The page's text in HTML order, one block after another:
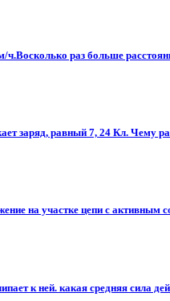
раз больше
заряд, равный 7, 24 Кл. Чему
на участке цепи с
к ней. какая средняя сила